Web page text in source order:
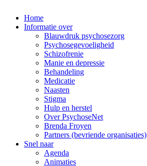
Main
Navigation
Home
Informatie over
Blauwdruk psychosezorg
Psychosegevoeligheid
Schizofrenie
Manie en depressie
Behandeling
Medicatie
Naasten
Stigma
Hulp en herstel
Over PsychoseNet
Brenda Froyen
Partners (bevriende organisaties)
Snel naar
Agenda
Animaties